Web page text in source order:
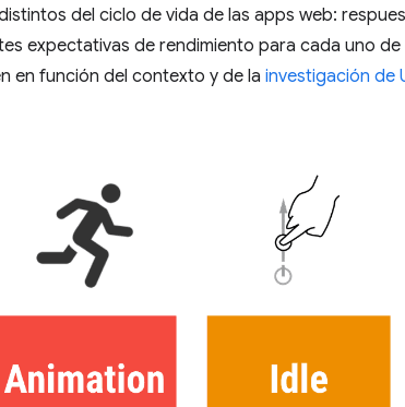
del ciclo de vida de las apps web:
expectativas de rendimiento para cada uno
en función del contexto y de la investigación de